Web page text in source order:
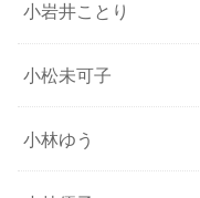
小岩井ことり
小松未可子
小林ゆう